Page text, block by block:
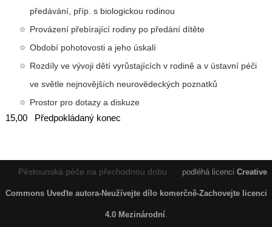
předávání, příp. s biologickou rodinou
Provázení přebírající rodiny po předání dítěte
Období pohotovosti a jeho úskalí
Rozdíly ve vývoji dětí vyrůstajících v rodině a v ústavní péči
ve světle nejnovějších neurovědeckých poznatků
Prostor pro dotazy a diskuze
15,00 Předpokládaný konec
Pěstounská péče na přechodnou dobu podléhá licenci Creative
Commons Uveďte autora-Neužívejte dílo komerčně-Zachovejte licenci
4.0 Mezinárodní.